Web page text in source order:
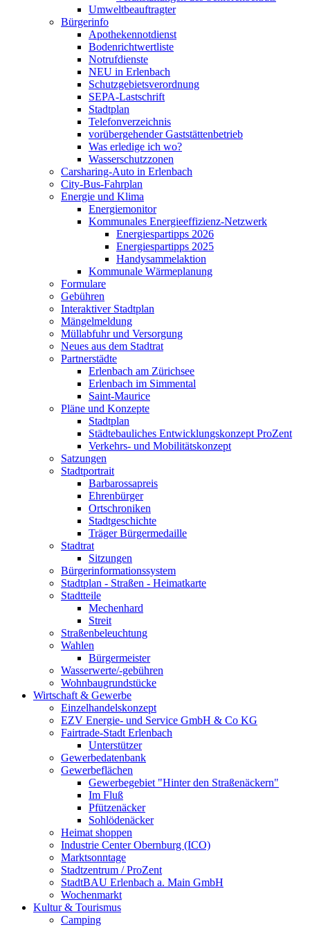
Umweltbeauftragter
Bürgerinfo
Apothekennotdienst
Bodenrichtwertliste
Notrufdienste
NEU in Erlenbach
Schutzgebietsverordnung
SEPA-Lastschrift
Stadtplan
Telefonverzeichnis
vorübergehender Gaststättenbetrieb
Was erledige ich wo?
Wasserschutzzonen
Carsharing-Auto in Erlenbach
City-Bus-Fahrplan
Energie und Klima
Energiemonitor
Kommunales Energieeffizienz-Netzwerk
Energiespartipps 2026
Energiespartipps 2025
Handysammelaktion
Kommunale Wärmeplanung
Formulare
Gebühren
Interaktiver Stadtplan
Mängelmeldung
Müllabfuhr und Versorgung
Neues aus dem Stadtrat
Partnerstädte
Erlenbach am Zürichsee
Erlenbach im Simmental
Saint-Maurice
Pläne und Konzepte
Stadtplan
Städtebauliches Entwicklungskonzept ProZent
Verkehrs- und Mobilitätskonzept
Satzungen
Stadtportrait
Barbarossapreis
Ehrenbürger
Ortschroniken
Stadtgeschichte
Träger Bürgermedaille
Stadtrat
Sitzungen
Bürgerinformationssystem
Stadtplan - Straßen - Heimatkarte
Stadtteile
Mechenhard
Streit
Straßenbeleuchtung
Wahlen
Bürgermeister
Wasserwerte/-gebühren
Wohnbaugrundstücke
Wirtschaft & Gewerbe
Einzelhandelskonzept
EZV Energie- und Service GmbH & Co KG
Fairtrade-Stadt Erlenbach
Unterstützer
Gewerbedatenbank
Gewerbeflächen
Gewerbegebiet "Hinter den Straßenäckern"
Im Fluß
Pfützenäcker
Sohlödenäcker
Heimat shoppen
Industrie Center Obernburg (ICO)
Marktsonntage
Stadtzentrum / ProZent
StadtBAU Erlenbach a. Main GmbH
Wochenmarkt
Kultur & Tourismus
Camping